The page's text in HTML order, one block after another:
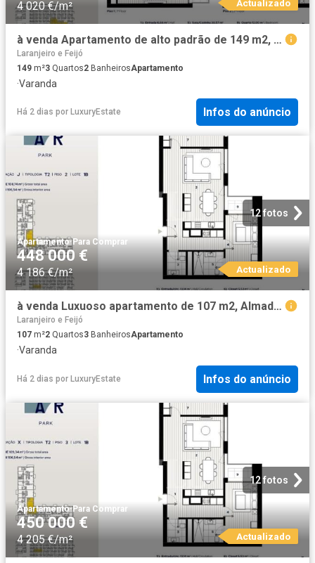
4 020 €/m² Actualizado
à venda Apartamento de alto padrão de 149 m2, Almada, Setúbal
Laranjeiro e Feijó
149 m²3 Quartos2 BanheirosApartamento
·Varanda
Há 2 dias por LuxuryEstate Infos do anúncio
12 fotos
Apartamento·Para Comprar
448 000 €
4 186 €/m² Actualizado
à venda Luxuoso apartamento de 107 m2, Almada, Portugal
Laranjeiro e Feijó
107 m²2 Quartos3 BanheirosApartamento
·Varanda
Há 2 dias por LuxuryEstate Infos do anúncio
12 fotos
Apartamento·Para Comprar
450 000 €
4 205 €/m² Actualizado